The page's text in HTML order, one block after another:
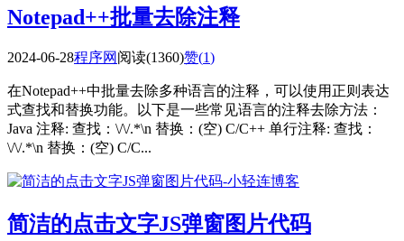
Notepad++批量去除注释
2024-06-28程序网 阅读(1360)赞(1)
在Notepad++中批量去除多种语言的注释，可以使用正则表达
式查找和替换功能。以下是一些常见语言的注释去除方法：
Java 注释: 查找：\/\/.*\n 替换：(空) C/C++ 单行注释: 查找：
\/\/.*\n 替换：(空) C/C...
简洁的点击文字JS弹窗图片代码